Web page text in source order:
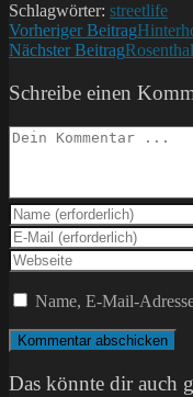
Schlagwörter: streetlife
Weitere
Artikel
ansehen
Vorheriger Beitrag
Nächster Beitrag
Schreibe einen
Kommentieren
Gib
deinen
Namen
oder
Benutzernamen
zum
Kommentieren
ein
Gib
deine
E-
Mail-
Adresse
zum
Kommentieren
ein
Gib
deine
Website-
ein
(optional)
Name, E-Mail-
Das könnte dir auch